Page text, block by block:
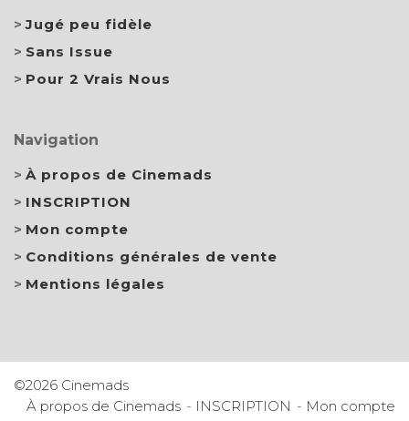
Jugé peu fidèle
Sans Issue
Pour 2 Vrais Nous
Navigation
À propos de Cinemads
INSCRIPTION
Mon compte
Conditions générales de vente
Mentions légales
©2026 Cinemads
À propos de Cinemads
INSCRIPTION
Mon compte